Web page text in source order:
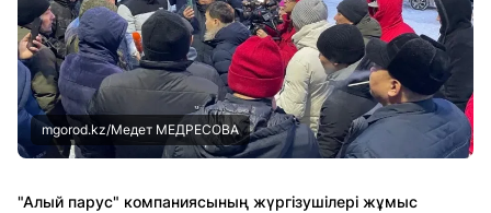
mgorod.kz/Медет МЕДРЕСОВА
"Алый парус" компаниясының жүргізушілері жұмыс